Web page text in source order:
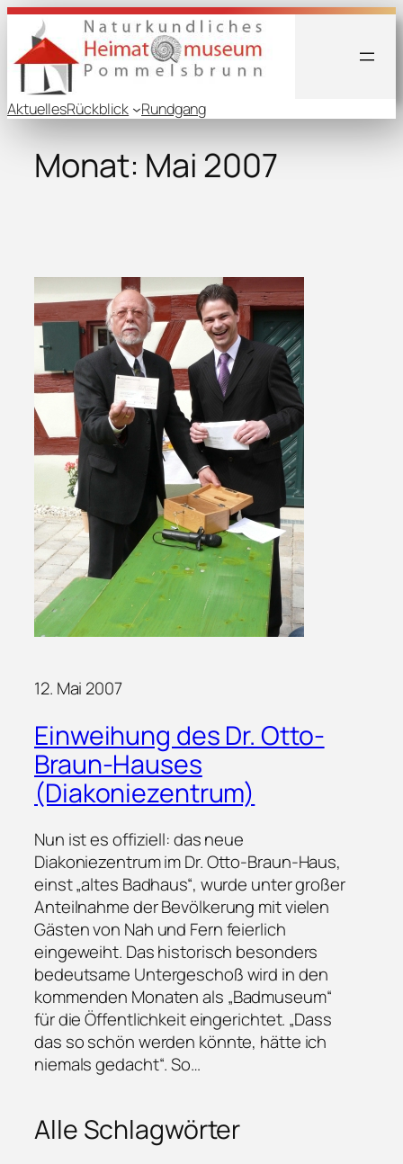
Zum
Inhalt
springen
AktuellesRückblick Rundgang
Monat: Mai 2007
12. Mai 2007
Einweihung des Dr. Otto-
Braun-Hauses
(Diakoniezentrum)
Nun ist es offiziell: das neue
Diakoniezentrum im Dr. Otto-Braun-Haus,
einst „altes Badhaus“, wurde unter großer
Anteilnahme der Bevölkerung mit vielen
Gästen von Nah und Fern feierlich
eingeweiht. Das historisch besonders
bedeutsame Untergeschoß wird in den
kommenden Monaten als „Badmuseum“
für die Öffentlichkeit eingerichtet. „Dass
das so schön werden könnte, hätte ich
niemals gedacht“. So…
Alle Schlagwörter